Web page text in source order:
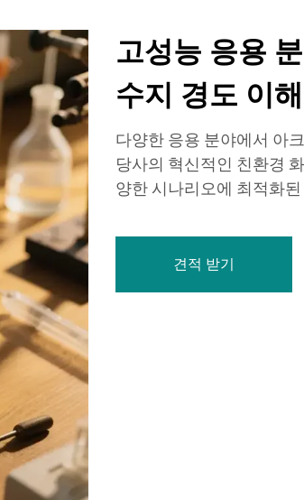
고성능 응용
수지 경도 이해
다양한 응용 분야에서 아
당사의 혁신적인 친환경
양한 시나리오에 최적화
견적 받기